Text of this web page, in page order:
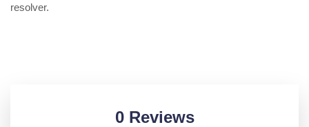
resolver.
0 Reviews